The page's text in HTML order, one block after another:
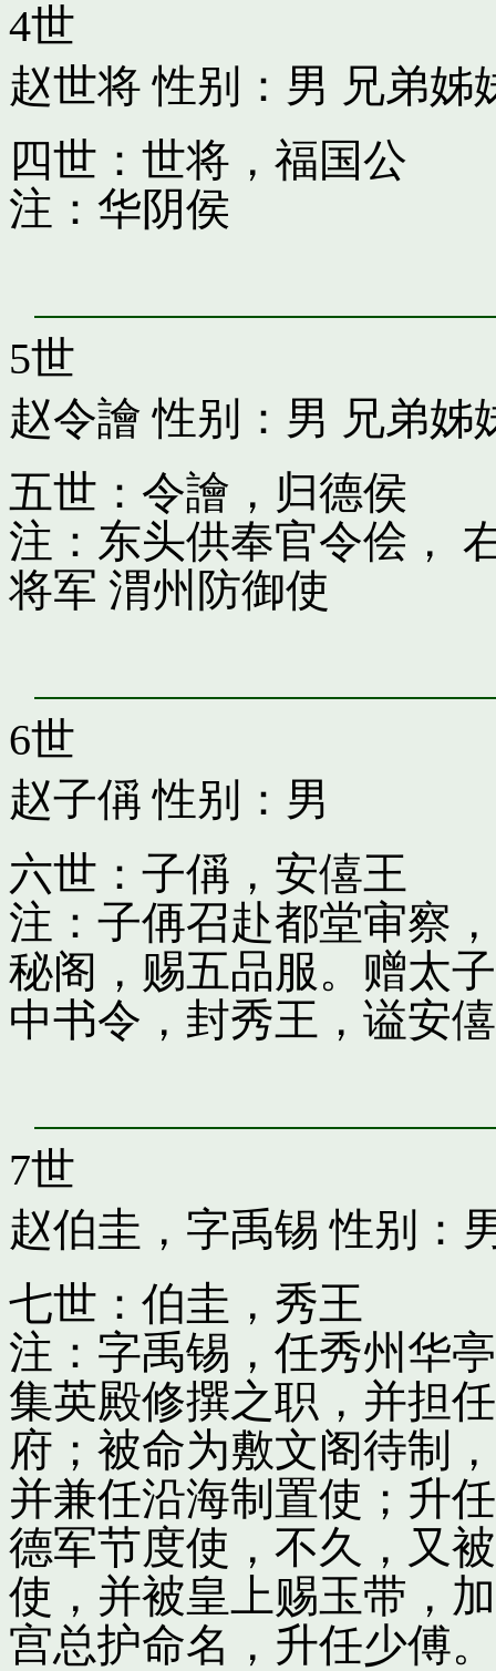
4世
赵世将 性别：男 兄弟姊
四世：世将，福国公
注：华阴侯
5世
赵令譮 性别：男 兄弟姊
五世：令譮，归德侯
注：东头供奉官令侩，
将军 渭州防御使
6世
赵子偁 性别：男
六世：子偁，安僖王
注：子侢召赴都堂审察
秘阁，赐五品服。赠太
中书令，封秀王，谥安
7世
赵伯圭，字禹锡 性别：
七世：伯圭，秀王
注：字禹锡，任秀州华
集英殿修撰之职，并担
府；被命为敷文阁待制
并兼任沿海制置使；升
德军节度使，不久，又
使，并被皇上赐玉带，
宫总护命名，升任少傅